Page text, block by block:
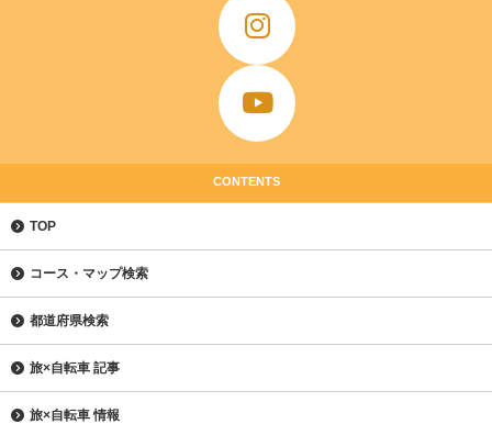
CONTENTS
TOP
コース・マップ検索
都道府県検索
旅×自転車 記事
旅×自転車 情報